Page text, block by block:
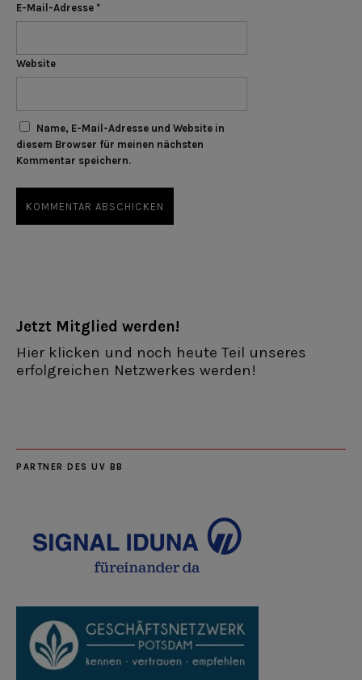
E-Mail-Adresse *
Website
Name, E-Mail-Adresse und Website in
diesem Browser für meinen nächsten
Kommentar speichern.
Jetzt Mitglied werden!
Hier klicken und noch heute Teil unseres
erfolgreichen Netzwerkes werden!
PARTNER DES UV BB